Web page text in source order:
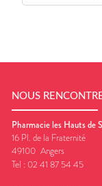
NOUS
Pharmacie les Hauts de
16 Pl. de la Fraternité
49100 Angers
Tel : 02 41 87 54 45